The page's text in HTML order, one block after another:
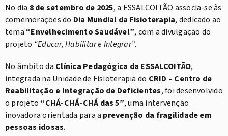
No dia 8 de setembro de 2025, a ESSALCOITÃO associa-se às
comemorações do Dia Mundial da Fisioterapia, dedicado ao
tema“Envelhecimento Saudável”, com a divulgação do
projeto “Educar, Habilitar e Integrar”.
No âmbito da Clínica Pedagógica da ESSALCOITÃO,
integrada na Unidade de Fisioterapia do CRID – Centro de
Reabilitação e Integração de Deficientes, foi desenvolvido
o projeto“CHÁ-CHÁ-CHÁ das 5”, uma intervenção
inovadora orientada para a prevenção da fragilidade em
pessoas idosas.